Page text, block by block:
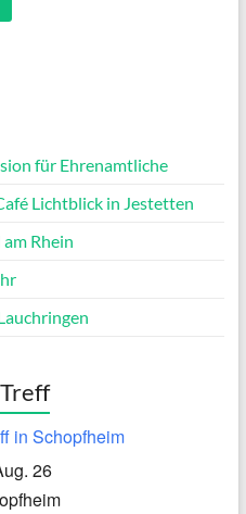
für Ehrenamtliche
Lichtblick in Jestetten
Rhein
in Schopfheim
26